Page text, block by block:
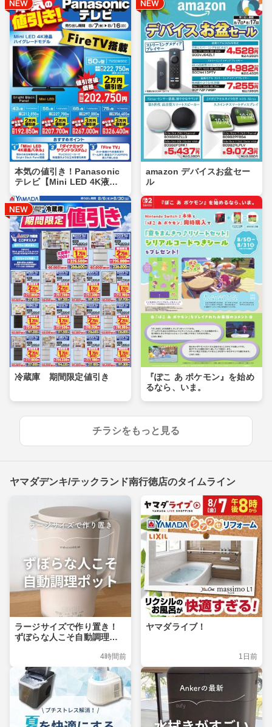
本気の値引き！Panasonic
テレビ【Mini LED 4K液
amazon デバイスお盆セー
ル
冷蔵庫 期間限定値引き
『ぽこ あ ポケモン』を始め
るなら、いま。
チラシをもっと見る
ヤマダデンキ/テックランド南行徳店のタイムライン
ラージサイズで作り置き！
ずぼらな人こそ自動調理ポ
4時間前
ヤマダライブ！
1日前